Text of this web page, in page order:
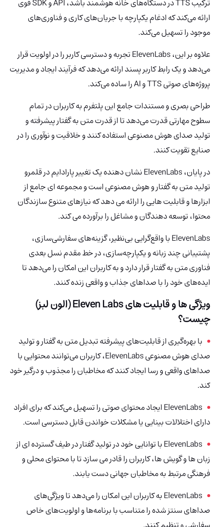
ارائه می‌کند که ادغام یکپارچه با جریان‌های کاری و فناوری‌های
موجود را تسهیل می‌کند.
علاوه بر این، ElevenLabs تجربه و دسترسی کاربر را در اولویت قرار
می‌دهد و یک رابط کاربر پسند ارائه می‌دهد که فرآیند ایجاد و مدیریت
پروژه‌های صوتی TTS و AI را ساده می‌کند.
طراحی بصری و مستندات جامع این پلتفرم به کاربران در تمام
سطوح مهارتی قدرت می‌دهد تا از قدرت متن به گفتار پیشرفته و
تولید صدای هوش مصنوعی استفاده کنند و خلاقیت و نوآوری را در
صنایع تقویت کنند.
در پایان، ElevenLabs نشان دهنده یک تغییر پارادایم در قلمرو
تولید متن به گفتار و هوش مصنوعی است و مجموعه ای جامع از
ابزارها و قابلیت هایی را ارائه می دهد که نیازهای متنوع سازندگان
محتوا، توسعه دهندگان و مشاغل را برآورده می کند.
ElevenLabs با واقع‌گرایی بی‌نظیر، گزینه‌های سفارشی‌سازی،
پشتیبانی چند زبانه و یکپارچه‌سازی، در خط مقدم نسل بعدی
فناوری متن به گفتار قرار دارد و به کاربران این امکان را می‌دهد تا
ایده‌های خود را با صداهای جذاب و واقعی زنده کنند.
ویژگی ها و قابلیت های Eleven Labs (الون لبز)
چیست؟
با بهره‌گیری از قابلیت‌های پیشرفته تبدیل متن به گفتار و تولید
صدای هوش مصنوعی ElevenLabs، کاربران می‌توانند محتوایی با
صداهای واقعی و رسا ایجاد کنند که مخاطبان را مجذوب و درگیر خود
کند.
ElevenLabs ایجاد محتوای صوتی را تسهیل می‌کند که برای افراد
دارای اختلالات بینایی یا مشکلات خواندن قابل دسترسی است.
ElevenLabs با توانایی خود در تولید گفتار در طیف گسترده ای از
زبان ها و گویش ها، کاربران را قادر می سازد تا با محتوای محلی و
فرهنگی مرتبط به مخاطبان جهانی دست یابند.
ElevenLabs به کاربران این امکان را می‌دهد تا ویژگی‌های
صداهای سنتز شده را متناسب با برنامه‌ها و اولویت‌های خاص